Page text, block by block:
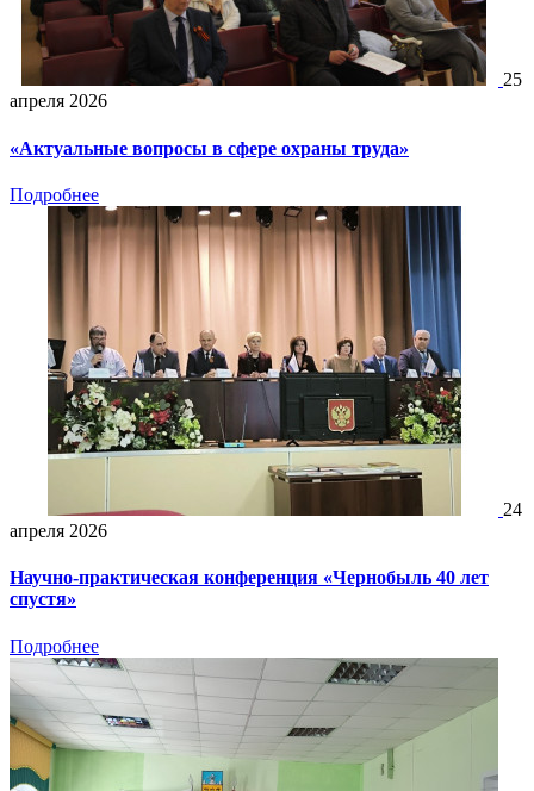
25
апреля 2026
«Актуальные вопросы в сфере охраны труда»
Подробнее
24
апреля 2026
Научно-практическая конференция «Чернобыль 40 лет
спустя»
Подробнее